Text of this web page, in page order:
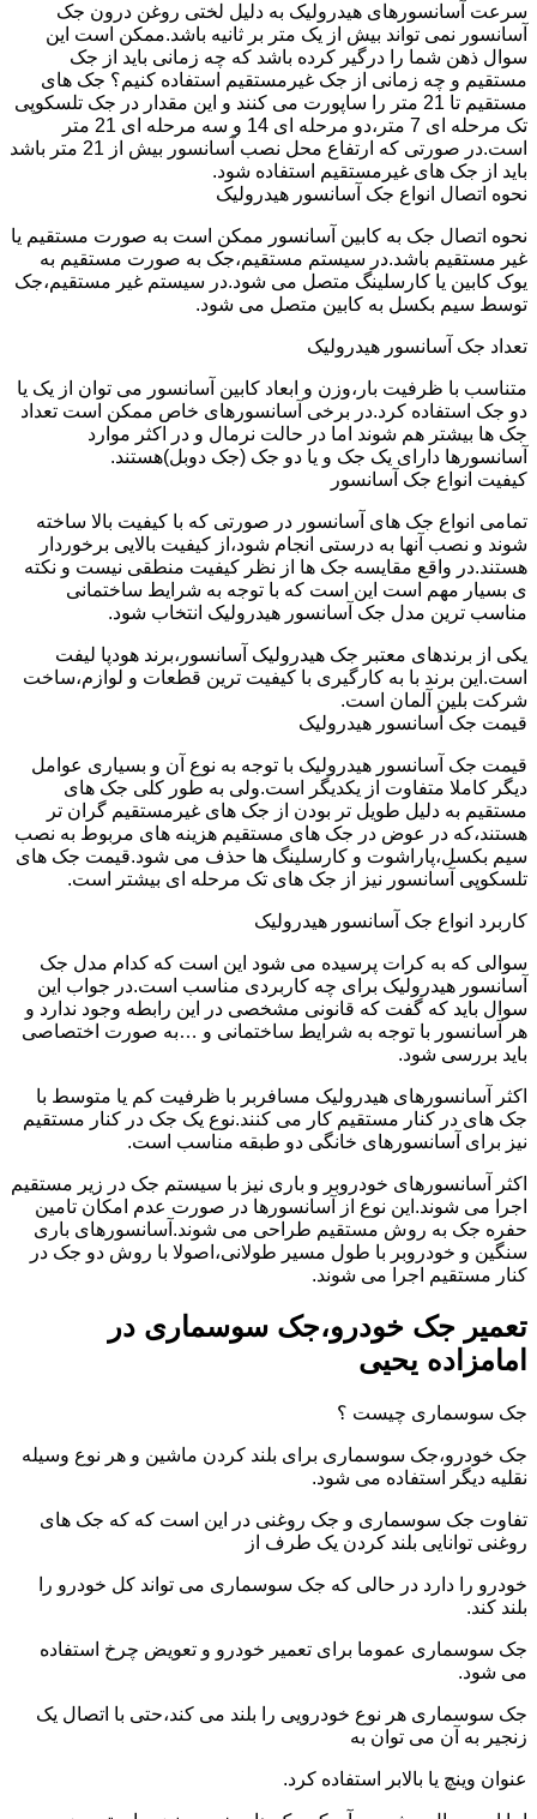
سرعت آسانسورهای هیدرولیک به دلیل لختی روغن درون جک
آسانسور نمی تواند بیش از یک متر بر ثانیه باشد.ممکن است این
سوال ذهن شما را درگیر کرده باشد که چه زمانی باید از جک
مستقیم و چه زمانی از جک غیرمستقیم استفاده کنیم؟ جک های
مستقیم تا 21 متر را ساپورت می کنند و این مقدار در جک تلسکوپی
تک مرحله ای 7 متر،دو مرحله ای 14 و سه مرحله ای 21 متر
است.در صورتی که ارتفاع محل نصب آسانسور بیش از 21 متر باشد
باید از جک های غیرمستقیم استفاده شود.
نحوه اتصال انواع جک آسانسور هیدرولیک
نحوه اتصال جک به کابین آسانسور ممکن است به صورت مستقیم یا
غیر مستقیم باشد.در سیستم مستقیم،جک به صورت مستقیم به
یوک کابین یا کارسلینگ متصل می شود.در سیستم غیر مستقیم،جک
توسط سیم بکسل به کابین متصل می شود.
تعداد جک آسانسور هیدرولیک
متناسب با ظرفیت بار،وزن و ابعاد کابین آسانسور می توان از یک یا
دو جک استفاده کرد.در برخی آسانسورهای خاص ممکن است تعداد
جک ها بیشتر هم شوند اما در حالت نرمال و در اکثر موارد
آسانسورها دارای یک جک و یا دو جک (جک دوبل)هستند.
کیفیت انواع جک آسانسور
تمامی انواع جک های آسانسور در صورتی که با کیفیت بالا ساخته
شوند و نصب آنها به درستی انجام شود،از کیفیت بالایی برخوردار
هستند.در واقع مقایسه جک ها از نظر کیفیت منطقی نیست و نکته
ی بسیار مهم است این است که با توجه به شرایط ساختمانی
مناسب ترین مدل جک آسانسور هیدرولیک انتخاب شود.
یکی از برندهای معتبر جک هیدرولیک آسانسور،برند هودپا لیفت
است.این برند با به کارگیری با کیفیت ترین قطعات و لوازم،ساخت
شرکت بلین آلمان است.
قیمت جک آسانسور هیدرولیک
قیمت جک آسانسور هیدرولیک با توجه به نوع آن و بسیاری عوامل
دیگر کاملا متفاوت از یکدیگر است.ولی به طور کلی جک های
مستقیم به دلیل طویل تر بودن از جک های غیرمستقیم گران تر
هستند،که در عوض در جک های مستقیم هزینه های مربوط به نصب
سیم بکسل،پاراشوت و کارسلینگ ها حذف می شود.قیمت جک های
تلسکوپی آسانسور نیز از جک های تک مرحله ای بیشتر است.
کاربرد انواع جک آسانسور هیدرولیک
سوالی که به کرات پرسیده می شود این است که کدام مدل جک
آسانسور هیدرولیک برای چه کاربردی مناسب است.در جواب این
سوال باید که گفت که قانونی مشخصی در این رابطه وجود ندارد و
هر آسانسور با توجه به شرایط ساختمانی و …به صورت اختصاصی
باید بررسی شود.
اکثر آسانسورهای هیدرولیک مسافربر با ظرفیت کم یا متوسط با
جک های در کنار مستقیم کار می کنند.نوع یک جک در کنار مستقیم
نیز برای آسانسورهای خانگی دو طبقه مناسب است.
اکثر آسانسورهای خودروبر و باری نیز با سیستم جک در زیر مستقیم
اجرا می شوند.این نوع از آسانسورها در صورت عدم امکان تامین
حفره جک به روش مستقیم طراحی می شوند.آسانسورهای باری
سنگین و خودروبر با طول مسیر طولانی،اصولا با روش دو جک در
کنار مستقیم اجرا می شوند.
تعمیر جک خودرو،جک سوسماری در
امامزاده یحیی
جک سوسماری چیست ؟
جک خودرو،جک سوسماری برای بلند کردن ماشین و هر نوع وسیله
نقلیه دیگر استفاده می شود.
تفاوت جک سوسماری و جک روغنی در این است که که جک های
روغنی توانایی بلند کردن یک طرف از
خودرو را دارد در حالی که جک سوسماری می تواند کل خودرو را
بلند کند.
جک سوسماری عموما برای تعمیر خودرو و تعویض چرخ استفاده
می شود.
جک سوسماری هر نوع خودرویی را بلند می کند،حتی با اتصال یک
زنجیر به آن می توان به
عنوان وینچ یا بالابر استفاده کرد.